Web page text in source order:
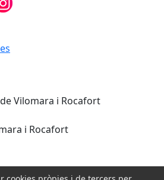
Vilomara i Rocafort
i Rocafort